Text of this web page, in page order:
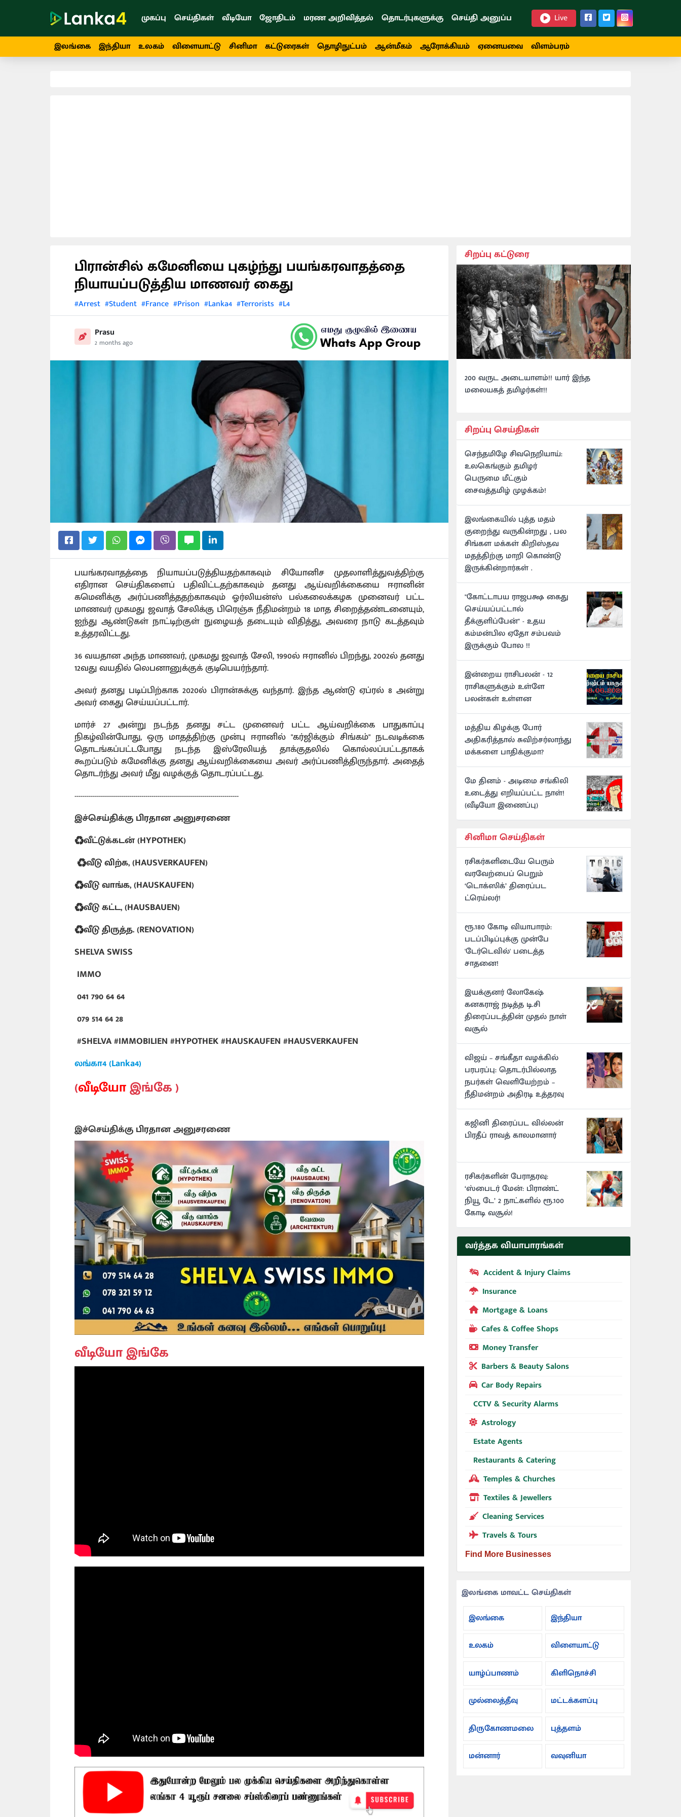
முகப்பு செய்திகள் வீடியோ ஜோதிடம் மரண அறிவித்தல் தொடர்புகளுக்கு செய்தி அனுப்ப Live
இலங்கை இந்தியா உலகம் விளையாட்டு சினிமா கட்டுரைகள் தொழிநுட்பம் ஆன்மீகம் ஆரோக்கியம் ஏனையவை விளம்பரம்
பிரான்சில் கமேனியை புகழ்ந்து பயங்கரவாதத்தை
நியாயப்படுத்திய மாணவர் கைது
#Arrest #Student #France #Prison #Lanka4 #Terrorists #L4
Prasu
2 months ago
பயங்கரவாதத்தை நியாயப்படுத்தியதற்காகவும் சியோனிச முதலாளித்துவத்திற்கு
எதிரான செய்திகளைப் பதிவிட்டதற்காகவும் தனது ஆய்வறிக்கையை ஈரானின்
கமெனிக்கு அர்ப்பணித்ததற்காகவும் ஓர்லியன்ஸ் பல்கலைக்கழக முனைவர் பட்ட
மாணவர் முகமது ஜவாத் சேலிக்கு பிரெஞ்சு நீதிமன்றம் 18 மாத சிறைத்தண்டனையும்,
ஐந்து ஆண்டுகள் நாட்டிற்குள் நுழையத் தடையும் விதித்து, அவரை நாடு கடத்தவும்
உத்தரவிட்டது.
36 வயதான அந்த மாணவர், முகமது ஜவாத் சேலி, 1990ல் ஈரானில் பிறந்து, 2002ல் தனது
12வது வயதில் லெபனானுக்குக் குடிபெயர்ந்தார்.
அவர் தனது படிப்பிற்காக 2020ல் பிரான்சுக்கு வந்தார். இந்த ஆண்டு ஏப்ரல் 8 அன்று
அவர் கைது செய்யப்பட்டார்.
மார்ச் 27 அன்று நடந்த தனது சட்ட முனைவர் பட்ட ஆய்வறிக்கை பாதுகாப்பு
நிகழ்வின்போது, ​​ஒரு மாதத்திற்கு முன்பு ஈரானில் "கர்ஜிக்கும் சிங்கம்" நடவடிக்கை
தொடங்கப்பட்டபோது நடந்த இஸ்ரேலியத் தாக்குதலில் கொல்லப்பட்டதாகக்
கூறப்படும் கமேனிக்கு தனது ஆய்வறிக்கையை அவர் அர்ப்பணித்திருந்தார். அதைத்
தொடர்ந்து அவர் மீது வழக்குத் தொடரப்பட்டது.
---------------------------------------------------------------------------------
இச்செய்திக்கு பிரதான அனுசரணை
♻️வீட்டுக்கடன் (HYPOTHEK)
♻️வீடு விற்க, (HAUSVERKAUFEN)
♻️வீடு வாங்க, (HAUSKAUFEN)
♻️வீடு கட்ட, (HAUSBAUEN)
♻️வீடு திருத்த. (RENOVATION)
SHELVA SWISS
IMMO
041 790 64 64
079 514 64 28
#SHELVA #IMMOBILIEN #HYPOTHEK #HAUSKAUFEN #HAUSVERKAUFEN
லங்கா4 (Lanka4)
(வீடியோஇங்கே )
இச்செய்திக்கு பிரதான அனுசரணை
வீடியோ இங்கே
சிறப்பு கட்டுரை
200 வருட அடையாளம்!! யார் இந்த
மலையகத் தமிழர்கள்!!
சிறப்பு செய்திகள்
செந்தமிழே சிவநெறியாய்:
உலகெங்கும் தமிழர்
பெருமை மீட்கும்
சைவத்தமிழ் முழக்கம்!
இலங்கையில் புத்த மதம்
குறைந்து வருகின்றது , பல
சிங்கள மக்கள் கிறிஸ்தவ
மதத்திற்கு மாறி கொண்டு
இருக்கின்றார்கள் .
"கோட்டாபய ராஜபக்ஷ கைது
செய்யப்பட்டால்
தீக்குளிப்பேன்" - உதய
கம்மன்பில ஏதோ சம்பவம்
இருக்கும் போல !!
இன்றைய ராசிபலன் - 12
ராசிகளுக்கும் உள்ளே
பலன்கள் உள்ளன
மத்திய கிழக்கு போர்
அதிகரித்தால் சுவிற்சர்லாந்து
மக்களை பாதிக்குமா?
மே தினம் - அடிமை சங்கிலி
உடைத்து எறியப்பட்ட நாள்!
(வீடியோ இணைப்பு)
சினிமா செய்திகள்
ரசிகர்களிடையே பெரும்
வரவேற்பைப் பெறும்
‘டொக்ஸிக்’ திரைப்பட
ட்ரெய்லர்!
ரூ.180 கோடி வியாபாரம்:
படப்பிடிப்புக்கு முன்பே
'டேர்டெவில்' படைத்த
சாதனை!
இயக்குனர் லோகேஷ்
கனகராஜ் நடித்த டி.சி
திரைப்படத்தின் முதல் நாள்
வசூல்
விஜய் – சங்கீதா வழக்கில்
பரபரப்பு: தொடர்பில்லாத
நபர்கள் வெளியேற்றம் –
நீதிமன்றம் அதிரடி உத்தரவு
கஜினி திரைப்பட வில்லன்
பிரதீப் ராவத் காலமானார்
ரசிகர்களின் பேராதரவு:
‘ஸ்பைடர் மேன்: பிராண்ட்
நியூ டே’ 2 நாட்களில் ரூ.100
கோடி வசூல்!
வர்த்தக வியாபாரங்கள்
Accident & Injury Claims
Insurance
Mortgage & Loans
Cafes & Coffee Shops
Money Transfer
Barbers & Beauty Salons
Car Body Repairs
CCTV & Security Alarms
Astrology
Estate Agents
Restaurants & Catering
Temples & Churches
Textiles & Jewellers
Cleaning Services
Travels & Tours
Find More Businesses
இலங்கை மாவட்ட செய்திகள்
இலங்கை
இந்தியா
உலகம் விளையாட்டு
யாழ்ப்பாணம் கிளிநொச்சி
முல்லைத்தீவு மட்டக்களப்பு
திருகோணமலை புத்தளம்
மன்னார் வவுனியா